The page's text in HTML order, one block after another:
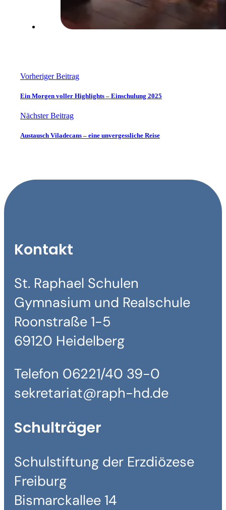
Vorheriger Beitrag
Ein Morgen voller Highlights – Einschulung 2025
Nächster Beitrag
Austausch Viladecans – eine unvergessliche Reise
Kontakt
St. Raphael Schulen
Gymnasium und Realschule
Roonstraße 1-5
69120 Heidelberg
Telefon 06221/40 39-0
sekretariat@raph-hd.de
Schulträger
Schulstiftung der Erzdiözese
Freiburg
Bismarckallee 14